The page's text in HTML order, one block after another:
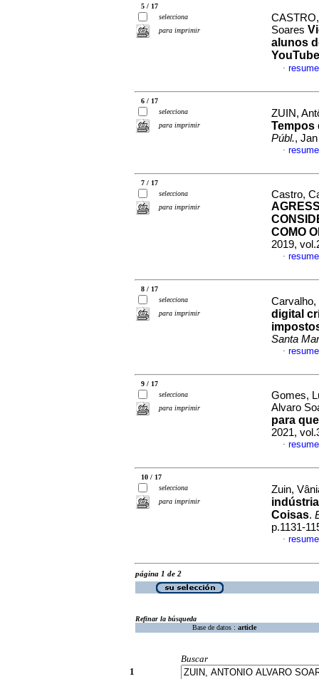
5 / 17
selecciona
para imprimir
Soares
alunos
YouTube
·
6 / 17
selecciona
para imprimir
ZUIN,
Tempos
Públ.,
·
7 / 17
selecciona
para imprimir
Castro,
COMO
2019,
·
8 / 17
selecciona
para imprimir
digital
Santa
·
9 / 17
selecciona
para imprimir
Gomes,
Alvaro
para
2021,
·
10 / 17
selecciona
para imprimir
Zuin,
Coisas.
p.1131-
·
página 1 de 2
Refinar la búsqueda
Base de datos : article
Buscar
1